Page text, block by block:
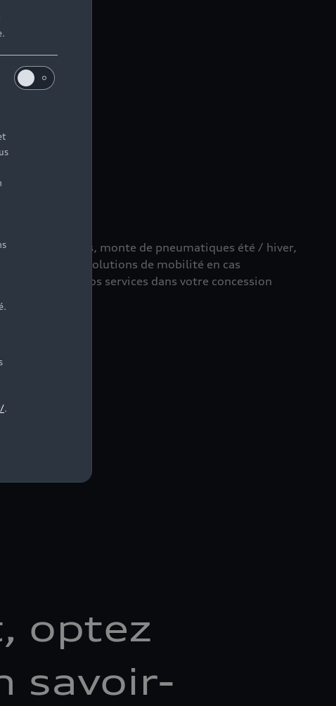
.
mécaniques, monte de pneumatiques été / hiver,
technique, solutions de mobilité en cas
tous nos services dans votre concession
optez
savoir-